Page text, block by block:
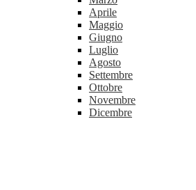
Aprile
Maggio
Giugno
Luglio
Agosto
Settembre
Ottobre
Novembre
Dicembre